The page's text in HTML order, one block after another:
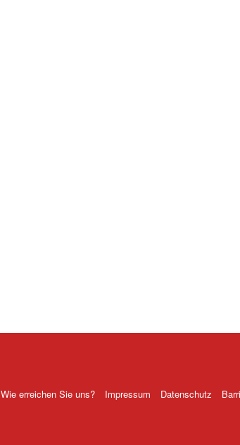
Wie erreichen Sie uns? Impressum Datenschutz